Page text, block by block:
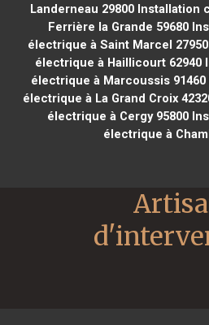
Landerneau 29800Installation
Ferrière la Grande 59680
électrique à Saint Marcel 27950
électrique à Haillicourt 62940
électrique à Marcoussis 91460
électrique à La Grand Croix
électrique à Cergy 95800
électrique à